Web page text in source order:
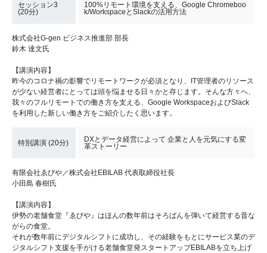
セッション3
(20分)
100%リモート環境を支える、Google Chromeboo
k/WorkspaceとSlackの活用方法
株式会社G-gen ビジネス推進部 部長
鈴木 達文氏
【講演内容】
昨今のコロナ禍の影響でリモートワークが必須となり、IT管理者のリソース
が少ない経営者にとっては頭を悩ませる日々かと存じます。そんな方々へ、
我々のフルリモートでの働き方を支える、Google WorkspaceおよびSlack
を利用した新しい働き方をご紹介したく思います。
特別講演 (20分)
DXとデータ経営によって 企業と人を元気にする変
革ストーリー
有限会社ゑびや／株式会社EBILAB 代表取締役社長
小田島 春樹氏
【講演内容】
伊勢の老舗食堂『ゑびや』はほんの数年前はそろばんを弾いて経営する昔な
がらの食堂。
それが数年前にデジタルシフトに成功し、その経験をもとにサービス業のデ
ジタルシフト支援を手がける老舗食堂発スタートアップEBILABを立ち上げ